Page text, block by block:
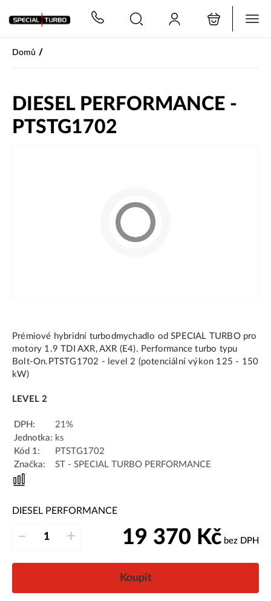
Domů /
DIESEL PERFORMANCE -
PTSTG1702
Prémiové hybridní turbodmychadlo od SPECIAL TURBO pro
motory 1.9 TDI AXR, AXR (E4). Performance turbo typu
Bolt-On.PTSTG1702 - level 2 (potenciální výkon 125 - 150
kW)
LEVEL 2
DPH:
21%
Jednotka: ks
Kód 1:
PTSTG1702
Značka:
ST - SPECIAL TURBO PERFORMANCE
DIESEL PERFORMANCE
– + 19 370 Kč bez DPH
Koupit